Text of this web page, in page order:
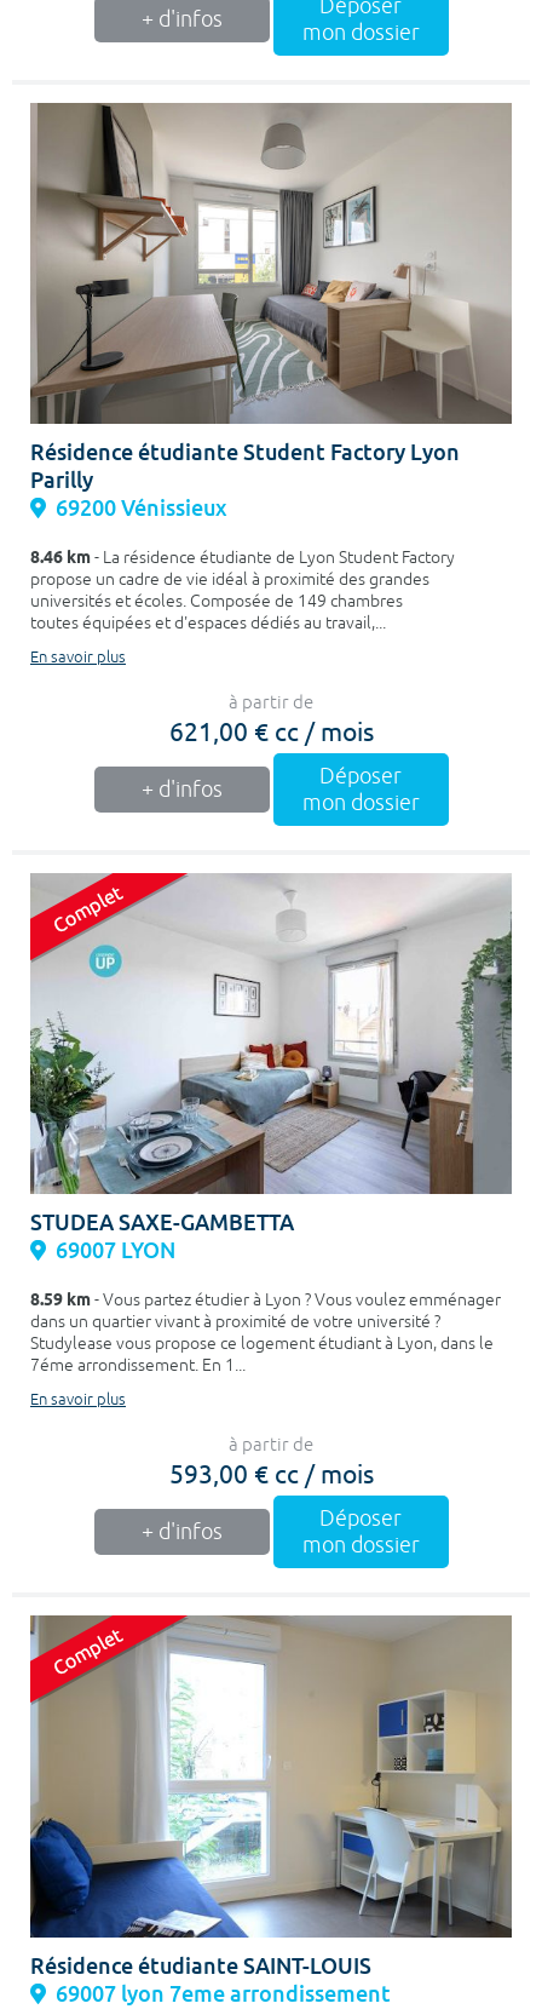
+ d'infos
Déposer
mon dossier
Résidence étudiante Student Factory Lyon
Parilly
69200 Vénissieux
8.46 km- La résidence étudiante de Lyon Student Factory
propose un cadre de vie idéal à proximité des grandes
universités et écoles. Composée de 149 chambres
toutes équipées et d'espaces dédiés au travail,...
En savoir plus
à partir de
621,00 € cc / mois
+ d'infos
Déposer
mon dossier
STUDEA SAXE-GAMBETTA
69007 LYON
8.59 km- Vous partez étudier à Lyon ? Vous voulez emménager
dans un quartier vivant à proximité de votre université ?
Studylease vous propose ce logement étudiant à Lyon, dans le
7éme arrondissement. En 1...
En savoir plus
à partir de
593,00 € cc / mois
+ d'infos
Déposer
mon dossier
Résidence étudiante SAINT-LOUIS
69007 lyon 7eme arrondissement